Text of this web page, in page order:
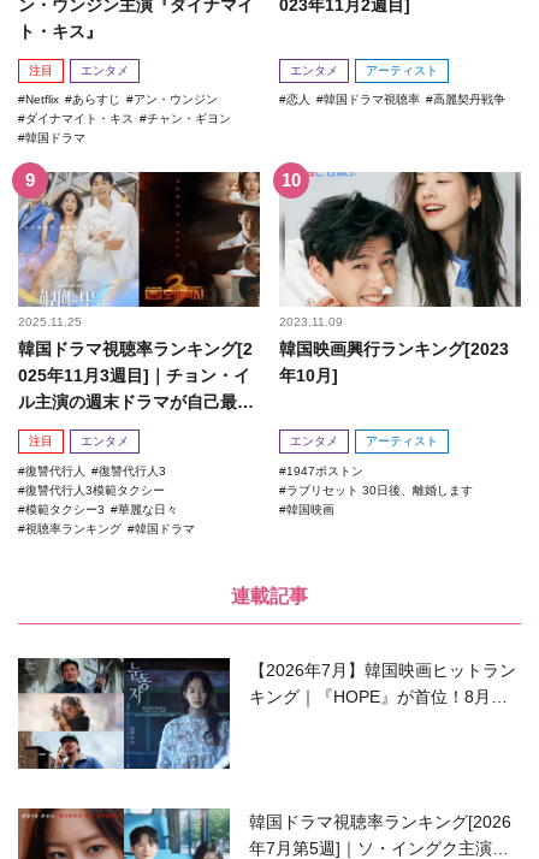
ン・ウンジン主演『ダイナマイ
ト・キス』
注目 エンタメ
Netflix あらすじ
アン・ウンジン
ダイナマイト・キス
チャン・ギヨン
韓国ドラマ
023年11月2週目]
エンタメ アーティスト
恋人 韓国ドラマ視聴率 高麗契丹戦争
2025.11.25
韓国ドラマ視聴率ランキング[2
025年11月3週目]｜チョン・イ
ル主演の週末ドラマが自己最高
記録を更新！
注目 エンタメ
復讐代行人
復讐代行人3
復讐代行人3模範タクシー
模範タクシー3
華麗な日々
視聴率ランキング
韓国ドラマ
2023.11.09
韓国映画興行ランキング[2023
年10月]
エンタメ アーティスト
1947ボストン
ラブリセット 30日後、離婚します
韓国映画
連載記事
【2026年7月】韓国映画ヒットラン
キング｜『HOPE』が首位！8月公
韓国ドラマ視聴率ランキング[2026
年7月第5週]｜ソ・イングク主演の